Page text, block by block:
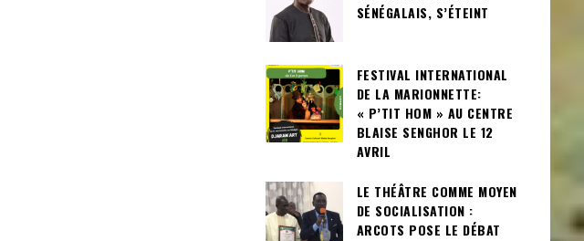
SÉNÉGALAIS, S’ÉTEINT
FESTIVAL INTERNATIONAL
DE LA MARIONNETTE:
« P’TIT HOM » AU CENTRE
BLAISE SENGHOR LE 12
AVRIL
LE THÉÂTRE COMME MOYEN
DE SOCIALISATION :
ARCOTS POSE LE DÉBAT